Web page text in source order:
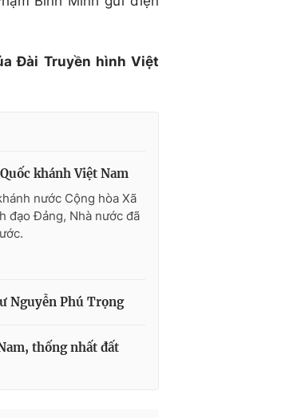
Đài Truyền hình Việt
khánh Việt Nam
nước Cộng hòa Xã
đạo Đảng, Nhà nước đã
Nguyễn Phú Trọng
thống nhất đất